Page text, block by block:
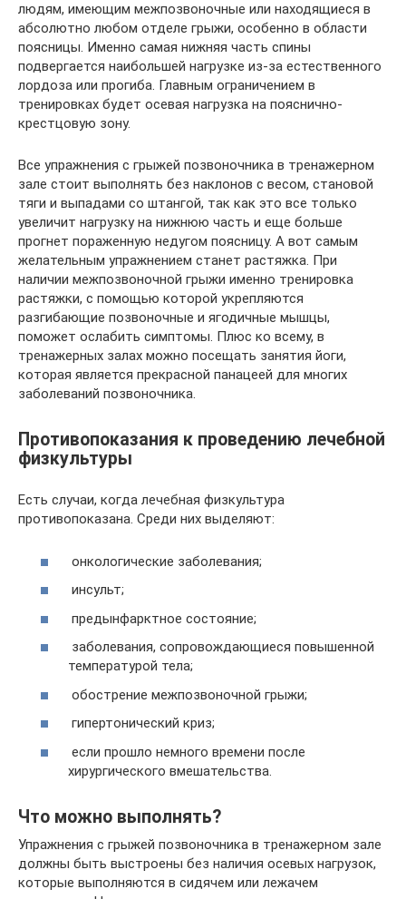
людям, имеющим межпозвоночные или находящиеся в
абсолютно любом отделе грыжи, особенно в области
поясницы. Именно самая нижняя часть спины
подвергается наибольшей нагрузке из-за естественного
лордоза или прогиба. Главным ограничением в
тренировках будет осевая нагрузка на пояснично-
крестцовую зону.
Все упражнения с грыжей позвоночника в тренажерном
зале стоит выполнять без наклонов с весом, становой
тяги и выпадами со штангой, так как это все только
увеличит нагрузку на нижнюю часть и еще больше
прогнет пораженную недугом поясницу. А вот самым
желательным упражнением станет растяжка. При
наличии межпозвоночной грыжи именно тренировка
растяжки, с помощью которой укрепляются
разгибающие позвоночные и ягодичные мышцы,
поможет ослабить симптомы. Плюс ко всему, в
тренажерных залах можно посещать занятия йоги,
которая является прекрасной панацеей для многих
заболеваний позвоночника.
Противопоказания к проведению лечебной
физкультуры
Есть случаи, когда лечебная физкультура
противопоказана. Среди них выделяют:
онкологические заболевания;
инсульт;
предынфарктное состояние;
заболевания, сопровождающиеся повышенной
температурой тела;
обострение межпозвоночной грыжи;
гипертонический криз;
если прошло немного времени после
хирургического вмешательства.
Что можно выполнять?
Упражнения с грыжей позвоночника в тренажерном зале
должны быть выстроены без наличия осевых нагрузок,
которые выполняются в сидячем или лежачем